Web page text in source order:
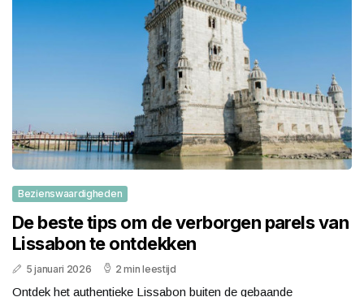
Bezienswaardigheden
De beste tips om de verborgen parels van
Lissabon te ontdekken
5 januari 2026 2 min leestijd
Ontdek het authentieke Lissabon buiten de gebaande